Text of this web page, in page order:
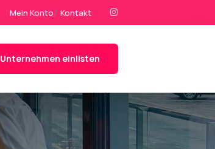
Mein Konto Kontakt
Unternehmen einlisten